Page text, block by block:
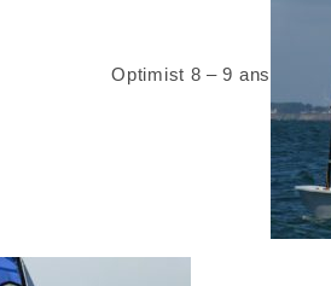
Optimist 8 – 9 ans